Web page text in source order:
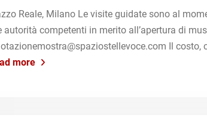
Reale, Milano Le visite guidate sono al
autorità competenti in merito all’apertura di
Il
more